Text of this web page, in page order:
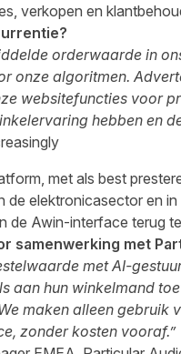
verkopen en
orderwaarde in
onze algoritmen.
websitefuncties voor
hebben en
met als best
de elektronicasector en
de Awin-interface terug
samenwerking met
met AI-
aan hun winkelmand
maken alleen gebruik
zonder kosten vooraf.”